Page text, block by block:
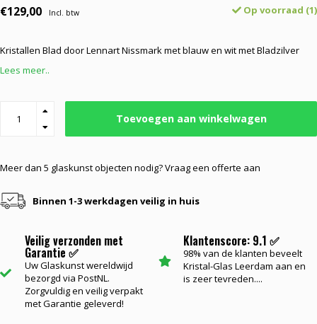
€129,00 Incl. btw Op voorraad (1)
Kristallen Blad door Lennart Nissmark met blauw en wit met Bladzilver
Lees meer..
Toevoegen aan winkelwagen
Meer dan 5 glaskunst objecten nodig? Vraag een offerte aan
Binnen 1-3 werkdagen veilig in huis
Veilig verzonden met
Garantie ✅
Uw Glaskunst wereldwijd
bezorgd via PostNL.
Zorgvuldig en veilig verpakt
met Garantie geleverd!
Klantenscore: 9.1 ✅
98% van de klanten beveelt
Kristal-Glas Leerdam aan en
is zeer tevreden....